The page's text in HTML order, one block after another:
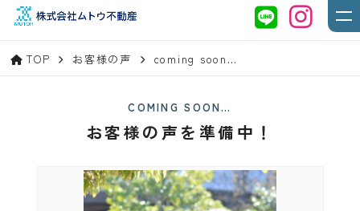
TOP お客様の声 coming soon…
COMING SOON…
お客様の声を準備中！